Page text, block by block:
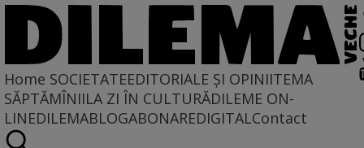
Home SOCIETATEEDITORIALE ȘI OPINIITEMA
SĂPTĂMÎNIILA ZI ÎN CULTURĂDILEME ON-
LINEDILEMABLOGABONAREDIGITALContact